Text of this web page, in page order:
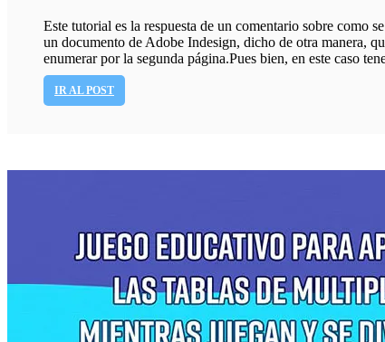
Este tutorial es la respuesta de un comentario sobre como
un documento de Adobe Indesign, dicho de otra manera,
enumerar por la segunda página.Pues bien, en este caso
IR AL POST